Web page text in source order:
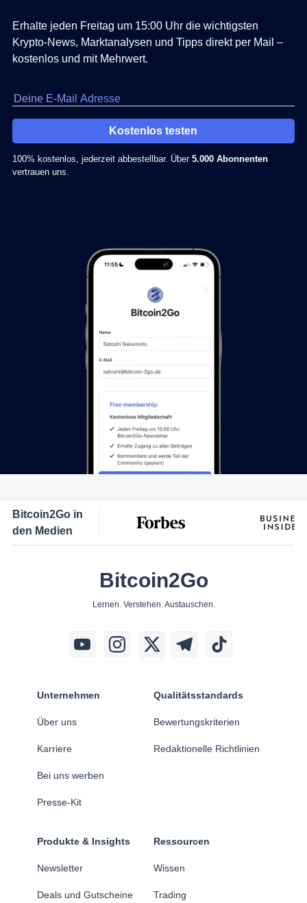
Erhalte jeden Freitag um 15:00 Uhr die wichtigsten
Krypto-News, Marktanalysen und Tipps direkt per Mail –
kostenlos und mit Mehrwert.
Kostenlos testen
100% kostenlos, jederzeit abbestellbar. Über 5.000 Abonnenten
vertrauen uns.
Bitcoin2Go in
den Medien
Bitcoin2Go
Lernen. Verstehen. Austauschen.
Unternehmen
Über uns
Karriere
Bei uns werben
Presse-Kit
Qualitätsstandards
Bewertungskriterien
Redaktionelle Richtlinien
Produkte & Insights
Newsletter
Deals und Gutscheine
Ressourcen
Wissen
Trading